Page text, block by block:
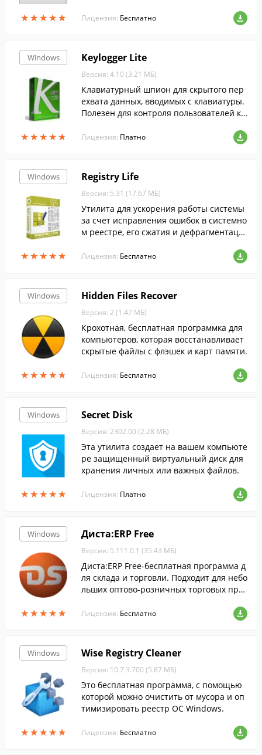
★★★★★
★★★★★
еру. Программа проста и легка в исполь
Лицензия: Бесплатно
Windows
★★★★★
★★★★★
Keylogger Lite
Версия: 4.10 (3.21 МБ)
Клавиатурный шпион для скрытого пер
ехвата данных, вводимых с клавиатуры.
Полезен для контроля пользователей ко
Лицензия: Платно
Windows
★★★★★
★★★★★
Registry Life
Версия: 5.31 (17.67 МБ)
Утилита для ускорения работы системы
за счет исправления ошибок в системно
м реестре, его сжатия и дефрагментаци
олняет оптимизацию реестра до загрузк
Лицензия: Бесплатно
Windows
★★★★★
★★★★★
Hidden Files Recover
Версия: 2 (1.47 МБ)
Крохотная, бесплатная программка для
компьютеров, которая восстанавливает
скрытые файлы с флэшек и карт памяти.
Лицензия: Бесплатно
Windows
★★★★★
★★★★★
Secret Disk
Версия: 2302.00 (2.28 МБ)
Эта утилита создает на вашем компьюте
ре защищенный виртуальный диск для
хранения личных или важных файлов.
Лицензия: Платно
Windows
★★★★★
★★★★★
Диста:ERP Free
Версия: 5.111.0.1 (35.43 МБ)
Диста:ERP Free-бесплатная программа д
ля склада и торговли. Подходит для небо
льших оптово-розничных торговых пре
ерах деятельности, в том числе в сфере
Лицензия: Бесплатно
Windows
★★★★★
★★★★★
Wise Registry Cleaner
Версия: 10.7.3.700 (5.87 МБ)
Это бесплатная программа, с помощью
которой можно очистить от мусора и оп
тимизировать реестр ОС Windows.
Лицензия: Бесплатно